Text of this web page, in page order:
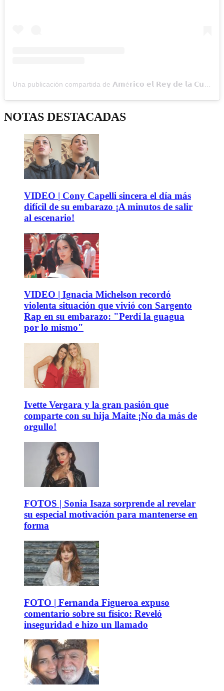
Una publicación compartida de 𝗔𝗺é𝗿𝗶𝗰𝗼 𝗲𝗹 𝗥𝗲𝘆 𝗱𝗲 𝗹𝗮 𝗖𝘂𝗺𝗯𝗶𝗮 (@americooficial)
NOTAS DESTACADAS
VIDEO | Cony Capelli sincera el día más
difícil de su embarazo ¡A minutos de salir
al escenario!
VIDEO | Ignacia Michelson recordó
violenta situación que vivió con Sargento
Rap en su embarazo: "Perdí la guagua
por lo mismo"
Ivette Vergara y la gran pasión que
comparte con su hija Maite ¡No da más de
orgullo!
FOTOS | Sonia Isaza sorprende al revelar
su especial motivación para mantenerse en
forma
FOTO | Fernanda Figueroa expuso
comentario sobre su físico: Reveló
inseguridad e hizo un llamado